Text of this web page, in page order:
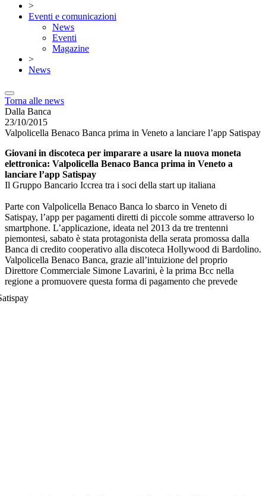
>
Eventi e comunicazioni
News
Eventi
Magazine
>
News
Torna alle news
Dalla Banca
23/10/2015
Valpolicella Benaco Banca prima in Veneto a lanciare l’app Satispay
Giovani in discoteca per imparare a usare la nuova moneta
elettronica: Valpolicella Benaco Banca prima in Veneto a
lanciare l’app Satispay
Il Gruppo Bancario Iccrea tra i soci della start up italiana
Parte con Valpolicella Benaco Banca lo sbarco in Veneto di
Satispay, l’app per pagamenti diretti di piccole somme attraverso lo
smartphone. L’applicazione, ideata nel 2013 da tre trentenni
piemontesi, sabato è stata protagonista della serata promossa dalla
Banca di credito cooperativo alla discoteca Hollywood di Bardolino.
Valpolicella Benaco Banca, grazie all’intuizione del proprio
Direttore Commerciale Simone Lavarini, è la prima Bcc nella
regione a promuovere questa forma di pagamento che prevede